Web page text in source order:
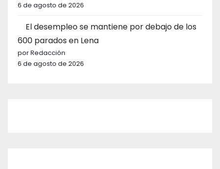
6 de agosto de 2026
El desempleo se mantiene por debajo de los
600 parados en Lena
por Redacción
6 de agosto de 2026